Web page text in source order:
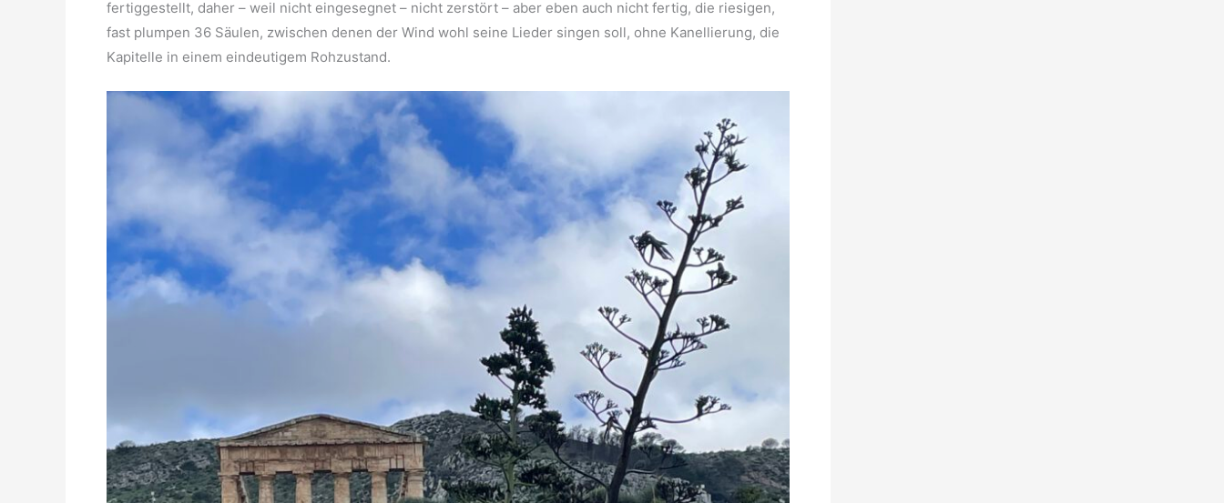
fertiggestellt, daher – weil nicht eingesegnet – nicht zerstört – aber eben auch nicht fertig, die riesigen,
fast plumpen 36 Säulen, zwischen denen der Wind wohl seine Lieder singen soll, ohne Kanellierung, die
Kapitelle in einem eindeutigem Rohzustand.